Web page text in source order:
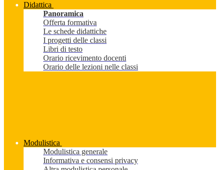
Didattica
Panoramica
Offerta formativa
Le schede didattiche
I progetti delle classi
Libri di testo
Orario ricevimento docenti
Orario delle lezioni nelle classi
Modulistica
Modulistica generale
Informativa e consensi privacy